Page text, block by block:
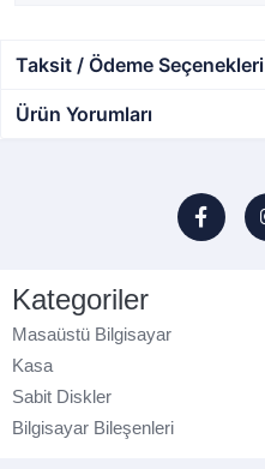
Taksit / Ödeme Seçenekleri
Ürün Yorumları
Kategoriler
Masaüstü Bilgisayar
Kasa
Sabit Diskler
Bilgisayar Bileşenleri